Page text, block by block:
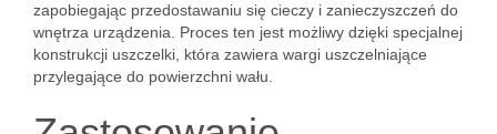
zapobiegając przedostawaniu się cieczy i zanieczyszczeń do
wnętrza urządzenia. Proces ten jest możliwy dzięki specjalnej
konstrukcji uszczelki, która zawiera wargi uszczelniające
przylegające do powierzchni wału.